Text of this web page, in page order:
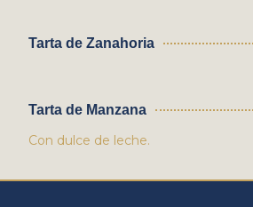
Tarta de Zanahoria
Tarta de Manzana
Con dulce de leche.